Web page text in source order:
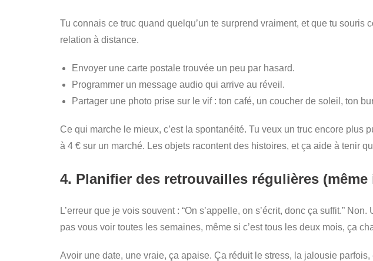
Tu connais ce truc quand quelqu’un te surprend vraiment, et que tu
relation à distance.
Envoyer une carte postale trouvée un peu par hasard.
Programmer un message audio qui arrive au réveil.
Partager une photo prise sur le vif : ton café, un coucher de soleil, ton
Ce qui marche le mieux, c’est la spontanéité. Tu veux un truc encore
à 4 € sur un marché. Les objets racontent des histoires, et ça aide à tenir
4. Planifier des retrouvailles régulières (même
L’erreur que je vois souvent : “On s’appelle, on s’écrit, donc ça suffit.”
pas vous voir toutes les semaines, même si c’est tous les deux mois, ça
Avoir une date, une vraie, ça apaise. Ça réduit le stress, la jalousie